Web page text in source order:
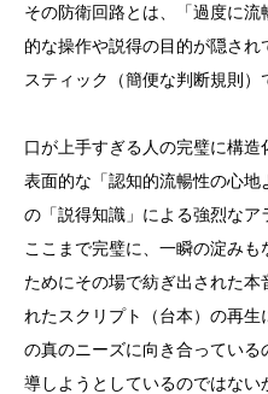
その防衛回路とは、「過度に
的な操作や説得の目的が隠さ
スティック（簡便な判断規則）
口が上手すぎる人の完璧に構
表面的な「認知的流暢性の心地
の「説得知識」による強烈な
ここまで完璧に、一瞬の淀み
ためにその場で紡ぎ出された
れたスクリプト（台本）の再
の真のニーズに向き合ってい
導しようとしているのではな